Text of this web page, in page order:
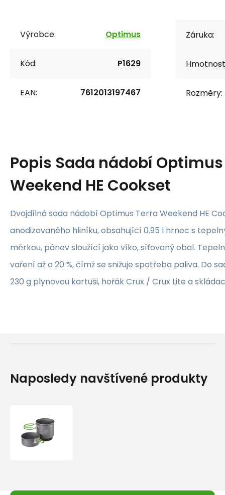
Výrobce: Optimus
Kód: P1629
EAN: 7612013197467
Záruka:
Rozměry:
Popis Sada nádobí
Weekend HE Cookset
Dvojdílná sada nádobí Optimus Terra Weekend HE
anodizovaného hliníku, obsahující 0,95 l hrnec s
měrkou, pánev sloužící jako víko, síťovaný obal.
vaření až o 20 %, čímž se snižuje spotřeba paliva. Do
230 g plynovou kartuši, hořák Crux / Crux Lite a
Naposledy navštívené produkty